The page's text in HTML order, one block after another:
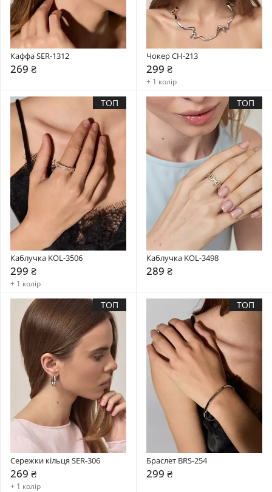
Каффа SER-1312
269 ₴
Чокер CH-213
299 ₴
+ 1 колір
ТОП
Каблучка KOL-3506
299 ₴
+ 1 колір
ТОП
Каблучка KOL-3498
289 ₴
ТОП
Сережки кільця SER-306
269 ₴
+ 1 колір
ТОП
Браслет BRS-254
299 ₴